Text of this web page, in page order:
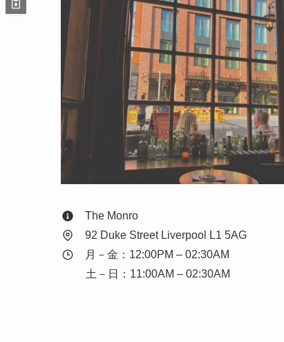
The Monro
92 Duke Street Liverpool L1 5AG
月－金：12:00PM – 02:30AM
土－日：11:00AM – 02:30AM